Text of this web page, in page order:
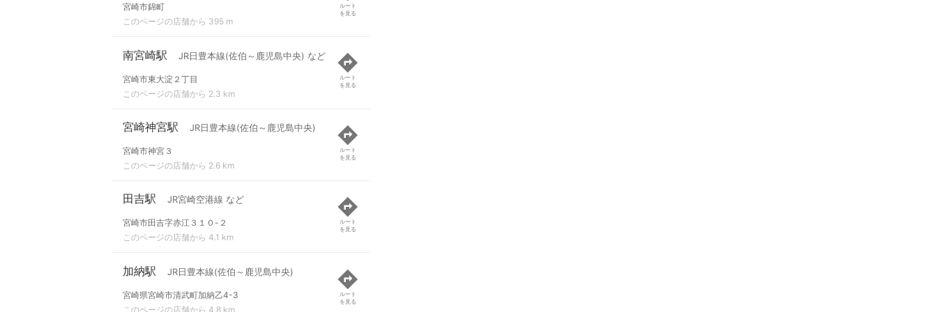
宮崎市錦町
このページの店舗から 395 m
ルート
を見る
南宮崎駅 JR日豊本線(佐伯～鹿児島中央) など
宮崎市東大淀２丁目
このページの店舗から 2.3 km
ルート
を見る
宮崎神宮駅 JR日豊本線(佐伯～鹿児島中央)
宮崎市神宮３
このページの店舗から 2.6 km
ルート
を見る
田吉駅 JR宮崎空港線 など
宮崎市田吉字赤江３１０-２
このページの店舗から 4.1 km
ルート
を見る
加納駅 JR日豊本線(佐伯～鹿児島中央)
宮崎県宮崎市清武町加納乙4-3
このページの店舗から 4.8 km
ルート
を見る